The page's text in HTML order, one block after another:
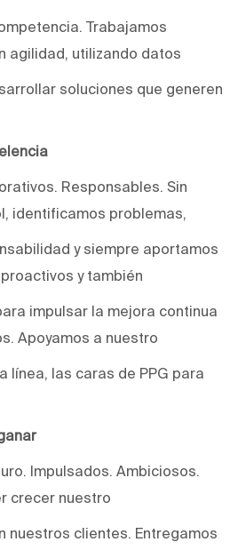
Trabajamos
agilidad, utilizando datos
soluciones que generen
Responsables. Sin
identificamos problemas,
y siempre aportamos
y también
impulsar la mejora continua
Apoyamos a nuestro
línea, las caras de PPG para
Impulsados. Ambiciosos.
crecer nuestro
nuestros clientes. Entregamos